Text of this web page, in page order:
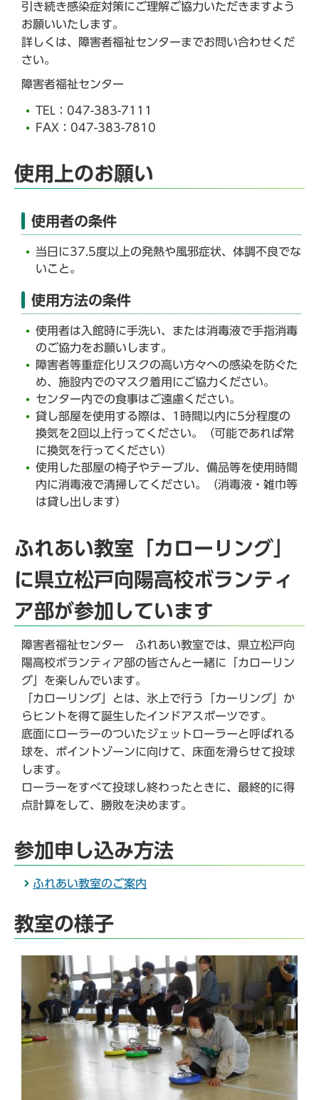
引き続き感染症対策にご理解ご協力いただきますよう
お願いいたします。
詳しくは、障害者福祉センターまでお問い合わせくだ
さい。
障害者福祉センター
TEL：047-383-7111
FAX：047-383-7810
使用上のお願い
使用者の条件
当日に37.5度以上の発熱や風邪症状、体調不良でな
いこと。
使用方法の条件
使用者は入館時に手洗い、または消毒液で手指消毒
のご協力をお願いします。
障害者等重症化リスクの高い方々への感染を防ぐた
め、施設内でのマスク着用にご協力ください。
センター内での食事はご遠慮ください。
貸し部屋を使用する際は、1時間以内に5分程度の
換気を2回以上行ってください。（可能であれば常
に換気を行ってください）
使用した部屋の椅子やテーブル、備品等を使用時間
内に消毒液で清掃してください。（消毒液・雑巾等
は貸し出します）
ふれあい教室「カローリング」
に県立松戸向陽高校ボランティ
ア部が参加しています
障害者福祉センター ふれあい教室では、県立松戸向
陽高校ボランティア部の皆さんと一緒に「カローリン
グ」を楽しんでいます。
「カローリング」とは、氷上で行う「カーリング」か
らヒントを得て誕生したインドアスポーツです。
底面にローラーのついたジェットローラーと呼ばれる
球を、ポイントゾーンに向けて、床面を滑らせて投球
します。
ローラーをすべて投球し終わったときに、最終的に得
点計算をして、勝敗を決めます。
参加申し込み方法
ふれあい教室のご案内
教室の様子